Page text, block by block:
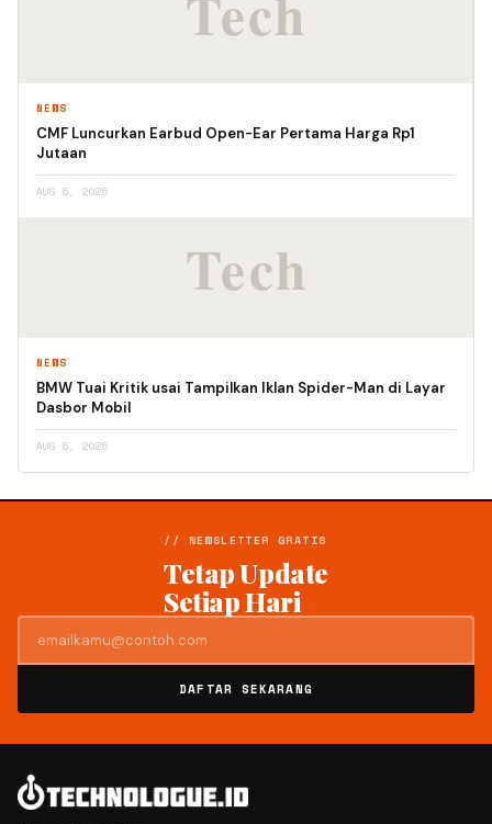
NEWS
CMF Luncurkan Earbud Open-Ear Pertama Harga Rp1
Jutaan
AUG 5, 2026
NEWS
BMW Tuai Kritik usai Tampilkan Iklan Spider-Man di Layar
Dasbor Mobil
AUG 5, 2026
// NEWSLETTER GRATIS
Tetap Update
Setiap Hari
DAFTAR SEKARANG